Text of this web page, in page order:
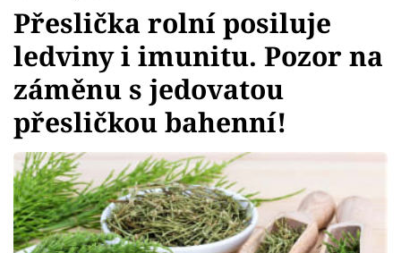
Témata
Bydlení
Zahrada
Design
Sledujte prima+
Přeslička rolní posiluje
ledviny i imunitu. Pozor na
záměnu s jedovatou
přesličkou bahenní!